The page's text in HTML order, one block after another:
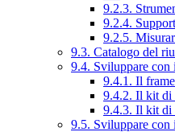
9.2.3.
9.2.4.
9.2.5.
9.3. Catalogo del
9.4. Sviluppare con
9.4.1. Il
9.4.2. Il kit di
9.4.3. Il kit di
9.5. Sviluppare con